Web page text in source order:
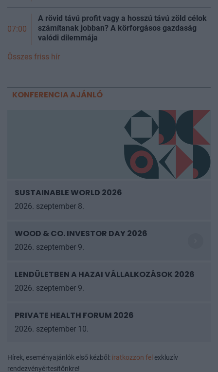
07:00
A rövid távú profit vagy a hosszú távú zöld célok
számítanak jobban? A körforgásos gazdaság
valódi dilemmája
Összes friss hír
KONFERENCIA AJÁNLÓ
SUSTAINABLE WORLD 2026
2026. szeptember 8.
WOOD & CO. INVESTOR DAY 2026
2026. szeptember 9.
LENDÜLETBEN A HAZAI VÁLLALKOZÁSOK
2026
PRIVATE HEALTH FORUM 2026
Hírek, eseményajánlók első kézből: